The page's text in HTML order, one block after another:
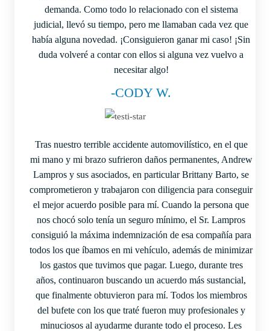
demanda. Como todo lo relacionado con el sistema
judicial, llevó su tiempo, pero me llamaban cada vez que
había alguna novedad. ¡Consiguieron ganar mi caso! ¡Sin
duda volveré a contar con ellos si alguna vez vuelvo a
necesitar algo!
-CODY W.
Tras nuestro terrible accidente automovilístico, en el que
mi mano y mi brazo sufrieron daños permanentes, Andrew
Lampros y sus asociados, en particular Brittany Barto, se
comprometieron y trabajaron con diligencia para conseguir
el mejor acuerdo posible para mí. Cuando la persona que
nos chocó solo tenía un seguro mínimo, el Sr. Lampros
consiguió la máxima indemnización de esa compañía para
todos los que íbamos en mi vehículo, además de minimizar
los gastos que tuvimos que pagar. Luego, durante tres
años, continuaron buscando un acuerdo más sustancial,
que finalmente obtuvieron para mí. Todos los miembros
del bufete con los que traté fueron muy profesionales y
minuciosos al ayudarme durante todo el proceso. Les